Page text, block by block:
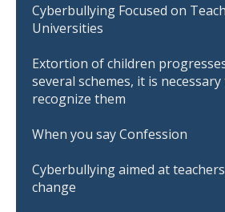
Cyberbullying Focused on
Universities
Extortion of children
several schemes, it is
recognize them
When you say Confession
Cyberbullying aimed at
change